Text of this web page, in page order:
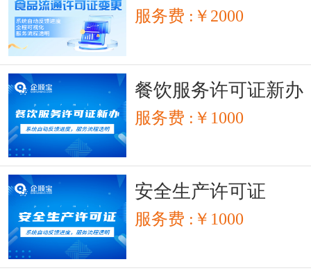
服务费 :￥2000
餐饮服务许可证新办
服务费 :￥1000
安全生产许可证
服务费 :￥1000